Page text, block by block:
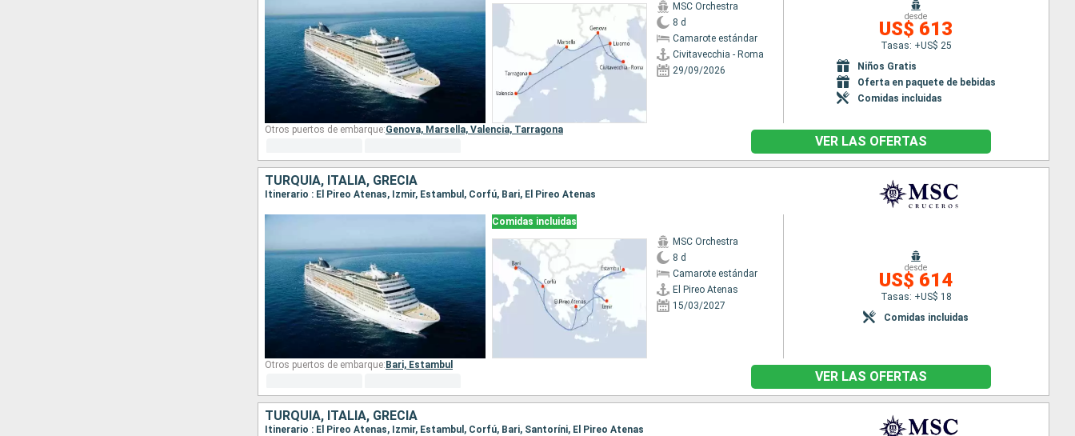
MSC Orchestra
8 d
Camarote estándar
Civitavecchia - Roma
29/09/2026
desde
US$ 613
Tasas: +US$ 25
Niños Gratis
Oferta en paquete de bebidas
Comidas incluidas
Otros puertos de embarque:Genova, Marsella, Valencia, Tarragona
VER LAS OFERTAS
TURQUÍA, ITALIA, GRECIA
Itinerario : El Pireo Atenas, Izmir, Estambul, Corfú, Bari, El Pireo Atenas
Comidas incluidas
MSC Orchestra
8 d
Camarote estándar
El Pireo Atenas
15/03/2027
desde
US$ 614
Tasas: +US$ 18
Comidas incluidas
Otros puertos de embarque: Bari, Estambul
VER LAS OFERTAS
TURQUÍA, ITALIA, GRECIA
Itinerario : El Pireo Atenas, Izmir, Estambul, Corfú, Bari, Santoríni, El Pireo Atenas